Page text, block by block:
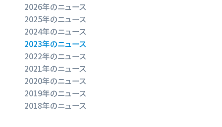
2026年のニュース
2025年のニュース
2024年のニュース
2023年のニュース
2022年のニュース
2021年のニュース
2020年のニュース
2019年のニュース
2018年のニュース